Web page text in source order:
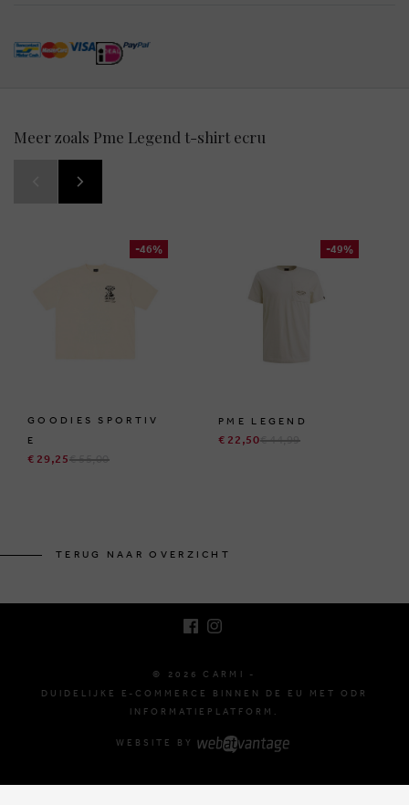
Meer zoals Pme Legend t-shirt ecru
-46%
GOODIES SPORTIV
E
€ 29,25€ 55,00
-49%
PME LEGEND
€ 22,50€ 44,99
TERUG NAAR OVERZICHT
© 2026 CARMI -
DUIDELIJKE E-COMMERCE BINNEN DE EU MET ODR
INFORMATIEPLATFORM.
WEBSITE BY